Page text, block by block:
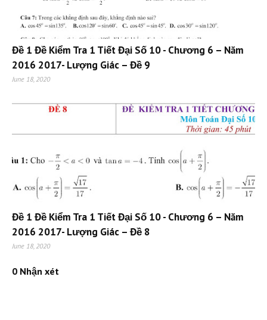
Đề 1 Đề Kiểm Tra 1 Tiết Đại Số 10 - Chương 6 – Năm
2016 2017- Lượng Giác – Đề 9
June 18, 2020
Đề 1 Đề Kiểm Tra 1 Tiết Đại Số 10 - Chương 6 – Năm
2016 2017- Lượng Giác – Đề 8
June 18, 2020
0 Nhận xét